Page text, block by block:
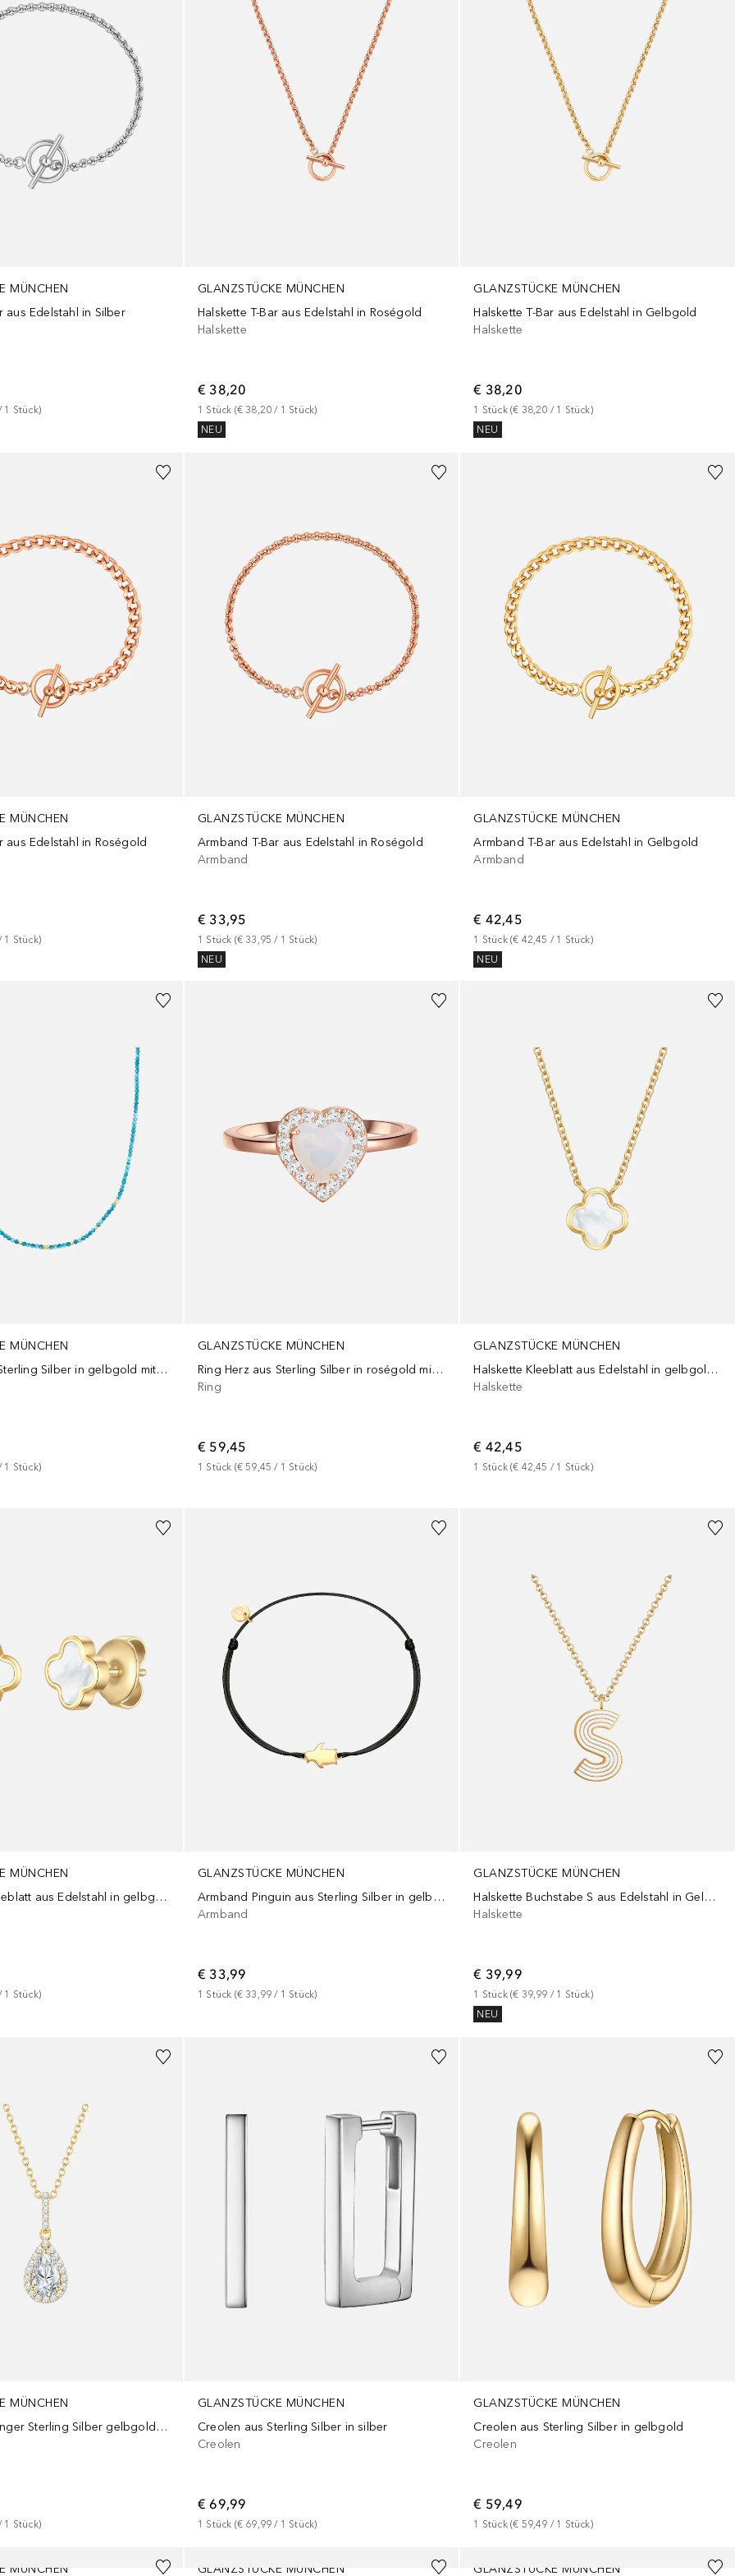
MÜNCHEN
aus Edelstahl in Silber
1 Stück)
GLANZSTÜCKE MÜNCHEN
Halskette T-Bar aus Edelstahl in Roségold
Halskette
€ 38,20
1 Stück (€ 38,20 / 1 Stück)
NEU
GLANZSTÜCKE MÜNCHEN
Halskette T-Bar aus Edelstahl in Gelbgold
Halskette
€ 38,20
1 Stück (€ 38,20 / 1 Stück)
NEU
MÜNCHEN
aus Edelstahl in Roségold
1 Stück)
GLANZSTÜCKE MÜNCHEN
Armband T-Bar aus Edelstahl in Roségold
Armband
€ 33,95
1 Stück (€ 33,95 / 1 Stück)
NEU
GLANZSTÜCKE MÜNCHEN
Armband T-Bar aus Edelstahl in Gelbgold
Armband
€ 42,45
1 Stück (€ 42,45 / 1 Stück)
NEU
MÜNCHEN
Halskette aus Sterling Silber in gelbgold mit Apatit
1 Stück)
GLANZSTÜCKE MÜNCHEN
Ring Herz aus Sterling Silber in roségold mit Mondstein (synth.)
Ring
€ 59,45
1 Stück (€ 59,45 / 1 Stück)
GLANZSTÜCKE MÜNCHEN
Halskette Kleeblatt aus Edelstahl in gelbgold mit Perlmutt
Halskette
€ 42,45
1 Stück (€ 42,45 / 1 Stück)
MÜNCHEN
Ohrstecker Kleeblatt aus Edelstahl in gelbgold mit Perlmutt
1 Stück)
GLANZSTÜCKE MÜNCHEN
Armband Pinguin aus Sterling Silber in gelbgold
Armband
€ 33,99
1 Stück (€ 33,99 / 1 Stück)
GLANZSTÜCKE MÜNCHEN
Halskette Buchstabe S aus Edelstahl in Gelbgold
Halskette
€ 39,99
1 Stück (€ 39,99 / 1 Stück)
NEU
MÜNCHEN
Kette mit Anhänger Sterling Silber gelbgold Zirkonia weiß
1 Stück)
GLANZSTÜCKE MÜNCHEN
Creolen aus Sterling Silber in silber
Creolen
€ 69,99
1 Stück (€ 69,99 / 1 Stück)
GLANZSTÜCKE MÜNCHEN
Creolen aus Sterling Silber in gelbgold
Creolen
€ 59,49
1 Stück (€ 59,49 / 1 Stück)
MÜNCHEN GLANZSTÜCKE MÜNCHEN GLANZSTÜCKE MÜNCHEN